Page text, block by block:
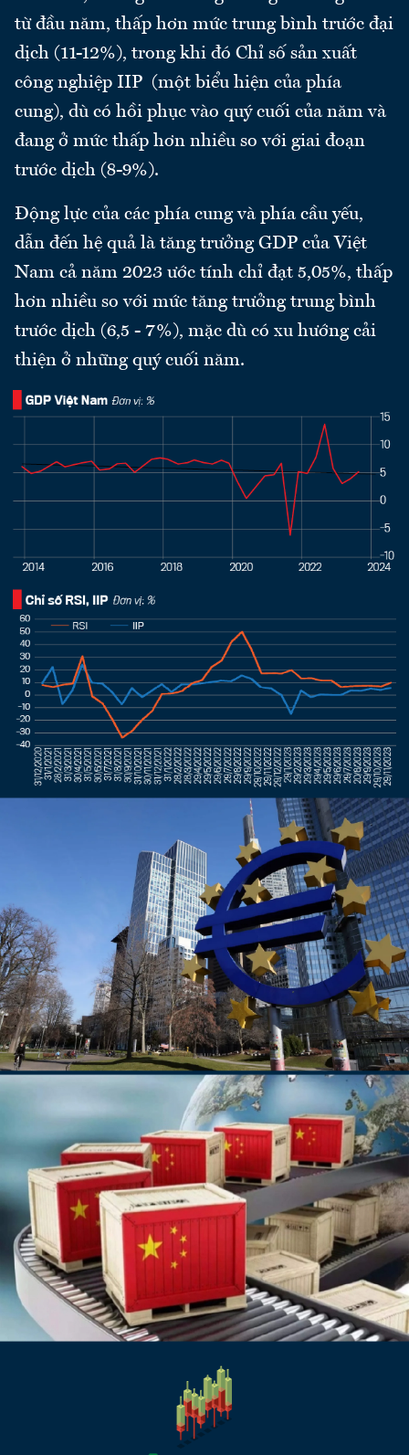
từ đầu năm, thấp hơn mức trung bình trước đại
dịch (11-12%), trong khi đó Chỉ số sản xuất
công nghiệp IIP (một biểu hiện của phía
cung), dù có hồi phục vào quý cuối của năm và
đang ở mức thấp hơn nhiều so với giai đoạn
trước dịch (8-9%).
Động lực của các phía cung và phía cầu yếu,
dẫn đến hệ quả là tăng trưởng GDP của Việt
Nam cả năm 2023 ước tính chỉ đạt 5,05%, thấp
hơn nhiều so với mức tăng trưởng trung bình
trước dịch (6,5 - 7%), mặc dù có xu hướng cải
thiện ở những quý cuối năm.